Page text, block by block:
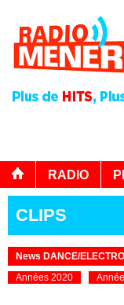
RADIO
CLIPS
News DANCE/ELECTRO
Années 2020